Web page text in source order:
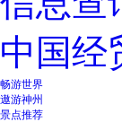
中国经
畅游世界
遨游神州
景点推荐